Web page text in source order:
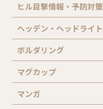
ヒル目撃情報・予防対策
ヘッデン・ヘッドライト
ボルダリング
マグカップ
マンガ